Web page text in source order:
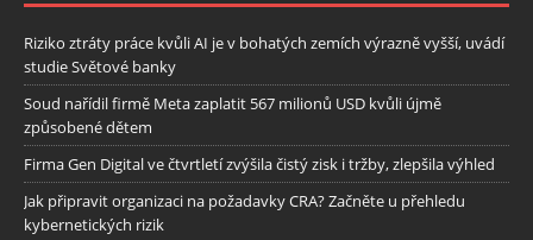
Riziko ztráty práce kvůli AI je v bohatých zemích výrazně vyšší, uvádí
studie Světové banky
Soud nařídil firmě Meta zaplatit 567 milionů USD kvůli újmě
způsobené dětem
Firma Gen Digital ve čtvrtletí zvýšila čistý zisk i tržby, zlepšila výhled
Jak připravit organizaci na požadavky CRA? Začněte u přehledu
kybernetických rizik